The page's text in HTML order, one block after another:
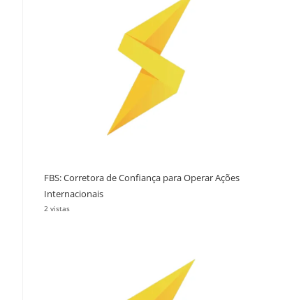
FBS: Corretora de Confiança para Operar Ações
Internacionais
2 vistas